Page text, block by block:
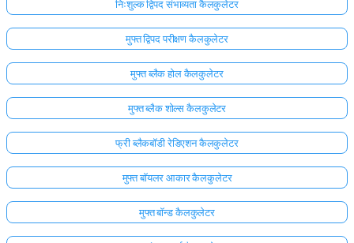
निःशुल्क द्विपद संभाव्यता कैलकुलेटर
मुफ्त द्विपद परीक्षण कैलकुलेटर
मुफ्त ब्लैक होल कैलकुलेटर
मुफ्त ब्लैक शोल्स कैलकुलेटर
फ्री ब्लैकबॉडी रेडिएशन कैलकुलेटर
मुफ्त बॉयलर आकार कैलकुलेटर
मुफ्त बॉन्ड कैलकुलेटर